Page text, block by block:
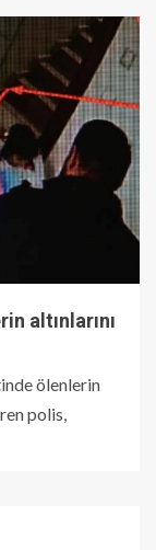
altınlarını
ölenlerin
polis,